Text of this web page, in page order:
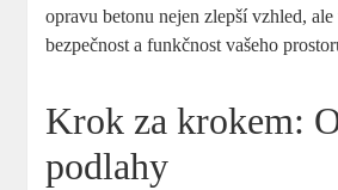
opravu betonu nejen zlepší vzhled,
bezpečnost a funkčnost vašeho
Krok za krokem:
podlahy